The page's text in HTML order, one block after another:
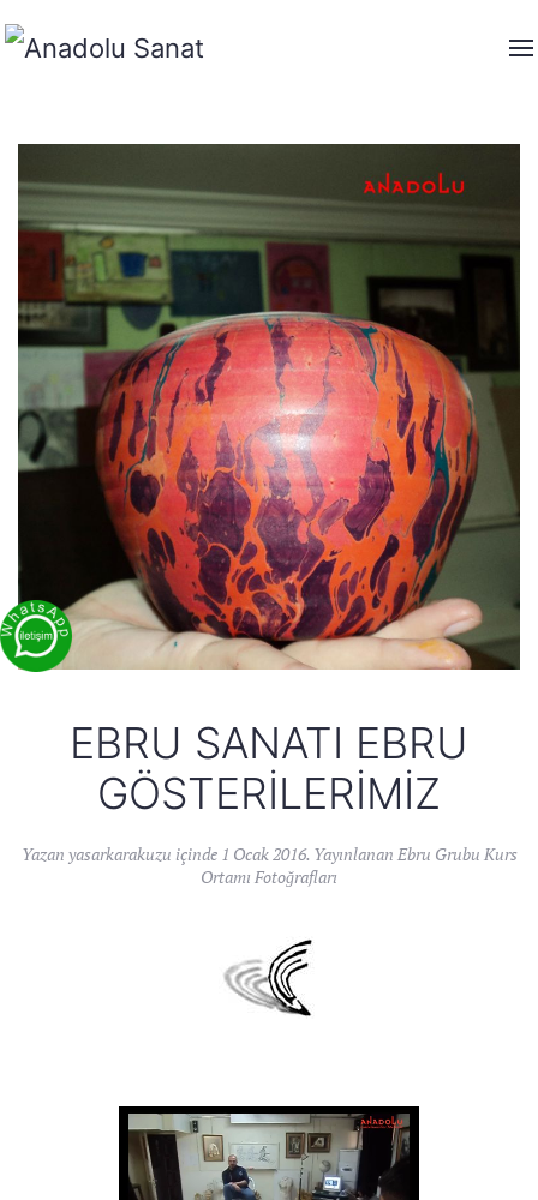
EBRU SANATI EBRU
GÖSTERILERIMIZ
Yazan yasarkarakuzu içinde 1 Ocak 2016. Yayınlanan Ebru Grubu Kurs
Ortamı Fotoğrafları